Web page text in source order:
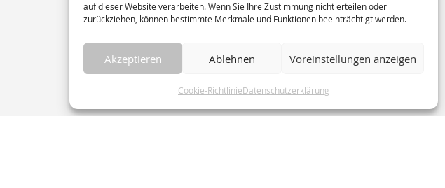
auf dieser Website verarbeiten. Wenn Sie Ihre Zustimmung nicht erteilen oder
zurückziehen, können bestimmte Merkmale und Funktionen beeinträchtigt werden.
Akzeptieren Ablehnen Voreinstellungen anzeigen
Cookie-RichtlinieDatenschutzerklärung